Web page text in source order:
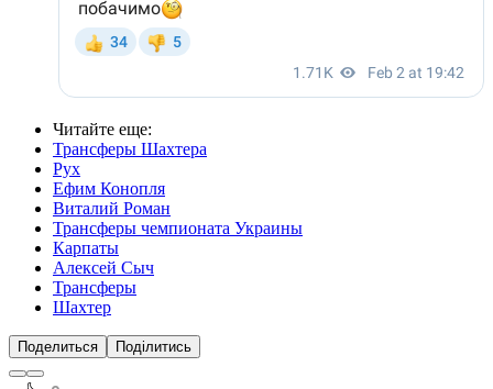
Читайте еще:
Трансферы Шахтера
Рух
Ефим Конопля
Виталий Роман
Трансферы чемпионата Украины
Карпаты
Алексей Сыч
Трансферы
Шахтер
Поделиться Поділитись